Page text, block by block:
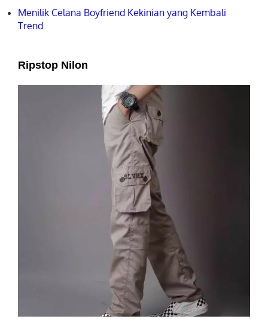
Menilik Celana Boyfriend Kekinian yang Kembali
Trend
Ripstop Nilon